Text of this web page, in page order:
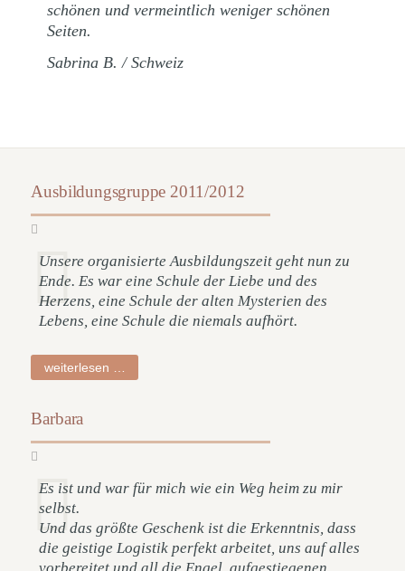
schönen und vermeintlich weniger schönen
Seiten.
Sabrina B. / Schweiz
Ausbildungsgruppe 2011/2012
Unsere organisierte Ausbildungszeit geht nun zu
Ende. Es war eine Schule der Liebe und des
Herzens, eine Schule der alten Mysterien des
Lebens, eine Schule die niemals aufhört.
weiterlesen …
2011/2012
Barbara
Es ist und war für mich wie ein Weg heim zu mir
selbst.
Und das größte Geschenk ist die Erkenntnis, dass
die geistige Logistik perfekt arbeitet, uns auf alles
vorbereitet und all die Engel, aufgestiegenen